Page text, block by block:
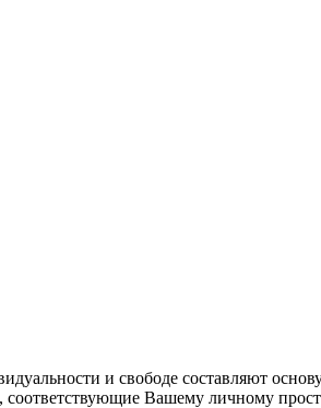
и свободе составляют
Вашему личному